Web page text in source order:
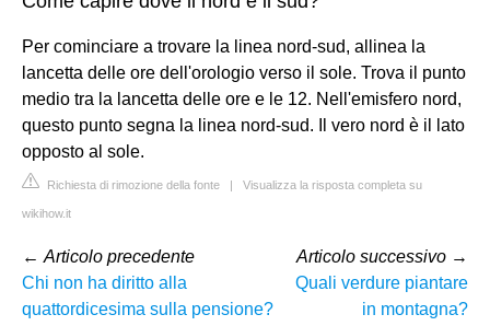
Per cominciare a trovare la linea nord-sud, allinea la
lancetta delle ore dell'orologio verso il sole. Trova il punto
medio tra la lancetta delle ore e le 12. Nell'emisfero nord,
questo punto segna la linea nord-sud. Il vero nord è il lato
opposto al sole.
Richiesta di rimozione della fonte | Visualizza la risposta completa su
wikihow.it
← Articolo precedente
Chi non ha diritto alla
quattordicesima sulla pensione?
Articolo successivo →
Quali verdure piantare
in montagna?